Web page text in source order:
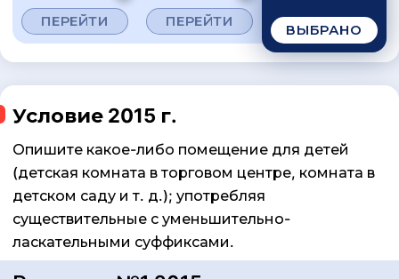
ПЕРЕЙТИ ПЕРЕЙТИ
ВЫБРАНО
Условие 2015 г.
Опишите какое-либо помещение для детей
(детская комната в торговом центре, комната в
детском саду и т. д.); употребляя
существительные с уменьшительно-
ласкательными суффиксами.